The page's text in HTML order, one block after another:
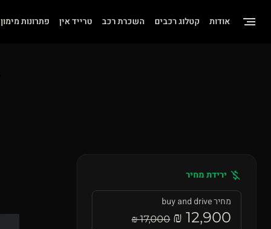
לֵב:
לִנְגִישׁוּת
אודות קטלוג רכבים השכרת רכב טרייד אין פתרונות מימון
ירידת מחיר
מחיר buy and drive
12,900 ₪
17,000 ₪